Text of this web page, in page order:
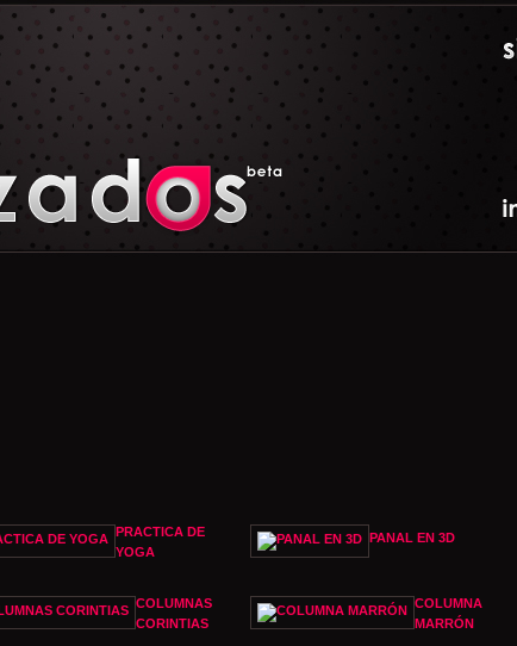
PRACTICA DE
YOGA
PANAL EN 3D
COLUMNAS
CORINTIAS
COLUMNA
MARRÓN